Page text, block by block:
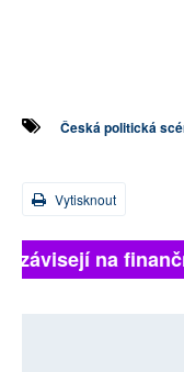
Česká politická
Vytisknout
na